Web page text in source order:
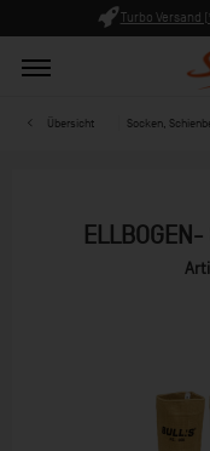
bis 9 Uhr (* Lagerware)
Übersicht Socken,